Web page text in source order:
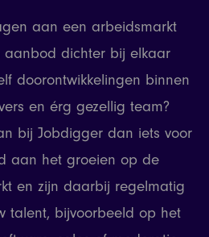
aan een arbeidsmarkt
dichter bij elkaar
doorontwikkelingen binnen
en érg gezellig team?
bij Jobdigger dan iets voor
aan het groeien op de
en zijn daarbij regelmatig
talent, bijvoorbeeld op het